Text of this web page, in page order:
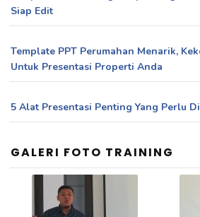
Siap Edit
Template PPT Perumahan Menarik,
Untuk Presentasi Properti Anda
5 Alat Presentasi Penting Yang Perlu
GALERI FOTO TRAINING